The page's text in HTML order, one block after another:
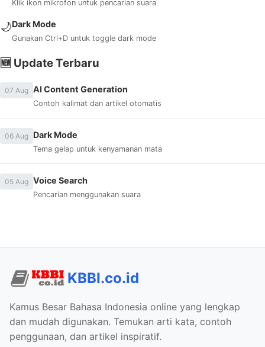
Klik ikon mikrofon untuk pencarian suara
🌙Dark Mode
Gunakan Ctrl+D untuk toggle dark mode
🆕 Update Terbaru
07 Aug AI Content Generation
Contoh kalimat dan artikel otomatis
06 Aug Dark Mode
Tema gelap untuk kenyamanan mata
05 Aug Voice Search
Pencarian menggunakan suara
KBBI.co.id
Kamus Besar Bahasa Indonesia online yang lengkap
dan mudah digunakan. Temukan arti kata, contoh
penggunaan, dan artikel inspiratif.